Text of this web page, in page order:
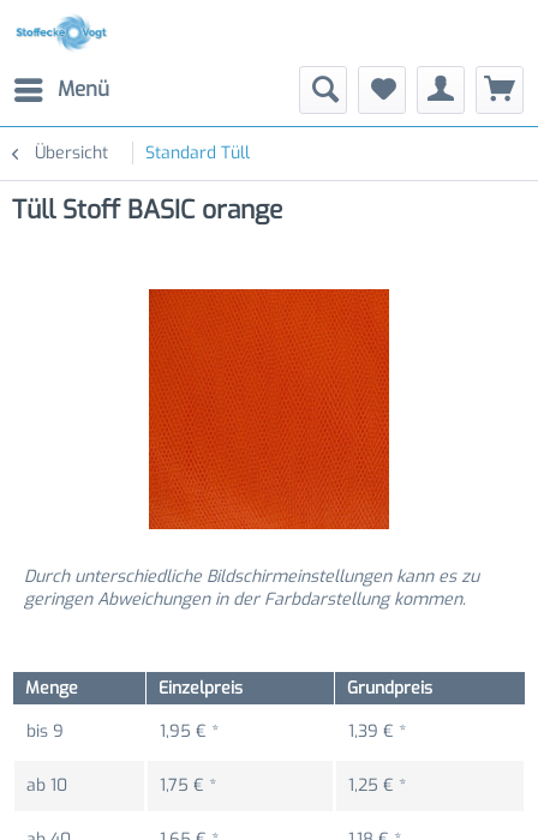
Menü
Übersicht Standard Tüll
Tüll Stoff BASIC orange
Durch unterschiedliche Bildschirmeinstellungen kann es zu
geringen Abweichungen in der Farbdarstellung kommen.
Menge Einzelpreis
Grundpreis
bis 9 1,95 € * 1,39 € *
ab 10 1,75 € * 1,25 € *